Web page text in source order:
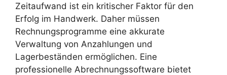
Zeitaufwand ist ein kritischer Faktor für den
Erfolg im Handwerk. Daher müssen
Rechnungsprogramme eine akkurate
Verwaltung von Anzahlungen und
Lagerbeständen ermöglichen. Eine
professionelle Abrechnungssoftware bietet